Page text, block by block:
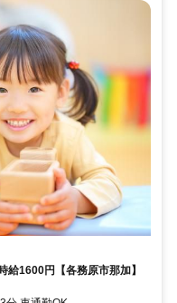
1600円【各務原市那加】